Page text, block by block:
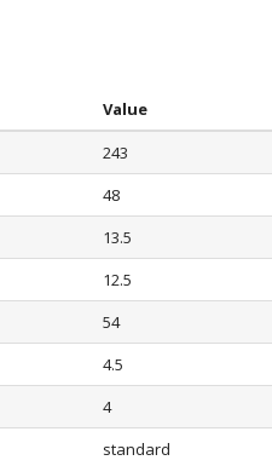
Value
243
48
13.5
12.5
54
4.5
4
standard